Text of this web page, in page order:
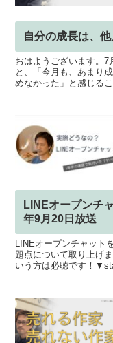
自分の成長は、
おはようございます。7
と、「今月も、あまり
めなかった」と感じる
LINEオープンチ
年9月20日放送
LINEオープンチャット
題点について取り上げ
いう方は必聴です！